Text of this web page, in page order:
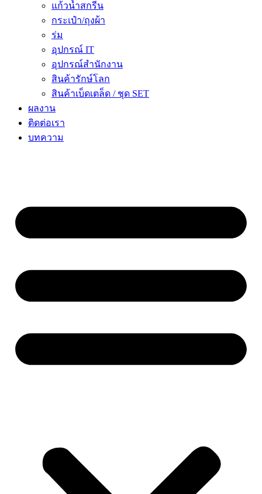
แก้วน้ำสกรีน
กระเป๋า/ถุงผ้า
ร่ม
อุปกรณ์ IT
อุปกรณ์สำนักงาน
สินค้ารักษ์โลก
สินค้าเบ็ดเตล็ด / ชุด SET
ผลงาน
ติดต่อเรา
บทความ